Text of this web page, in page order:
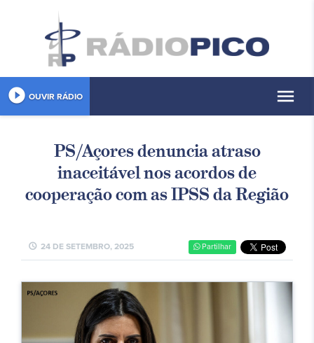
play_circle_filled OUVIR RÁDIO menu
PS/Açores denuncia atraso
inaceitável nos acordos de
cooperação com as IPSS da Região
schedule 24 DE SETEMBRO, 2025 Partilhar